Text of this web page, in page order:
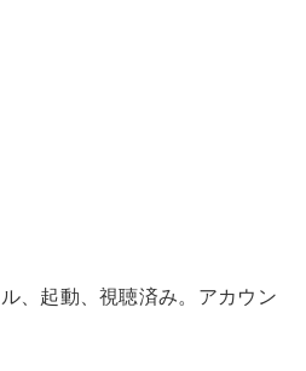
、起動、視聴済み。アカウン